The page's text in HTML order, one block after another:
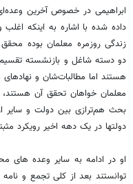
ابراهیمی در خصوص آخرین
داده شده با اشاره به اینکه
زندگی روزمره معلمان بوده
دو دسته شاغل و بازنشسته
هستند اما مطالبات‌شان و
معلمان خواهان تحقق آن
بحث هم‌ترازی بین دولت و سایر
دولتها در یک دهه اخیر رویکرد
توانستند بعد از کلی تجمع و نامه